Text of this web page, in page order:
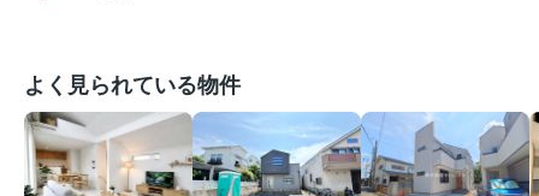
よく見られている物件